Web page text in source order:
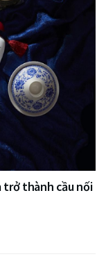
trở thành cầu nối